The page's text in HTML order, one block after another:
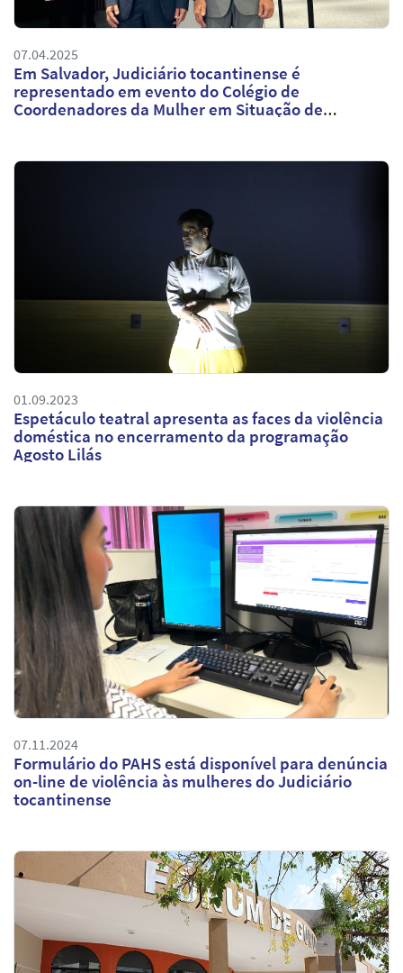
07.04.2025
Em Salvador, Judiciário tocantinense é
representado em evento do Colégio de
Coordenadores da Mulher em Situação de
01.09.2023
Espetáculo teatral apresenta as faces da violência
doméstica no encerramento da programação
Agosto Lilás
07.11.2024
Formulário do PAHS está disponível para denúncia
on-line de violência às mulheres do Judiciário
tocantinense